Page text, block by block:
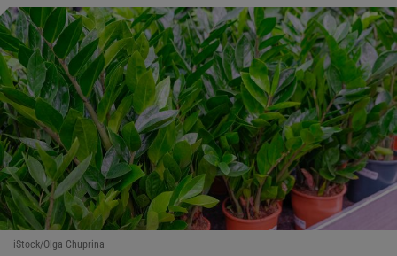
iStock/Olga Chuprina